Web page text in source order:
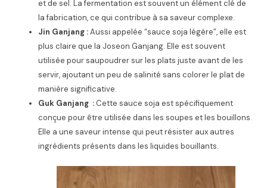
et de sel. La fermentation est souvent un élément clé de
la fabrication, ce qui contribue à sa saveur complexe.
Jin Ganjang :Aussi appelée “sauce soja légère”, elle est
plus claire que la Joseon Ganjang. Elle est souvent
utilisée pour saupoudrer sur les plats juste avant de les
servir, ajoutant un peu de salinité sans colorer le plat de
manière significative.
Guk Ganjang : Cette sauce soja est spécifiquement
conçue pour être utilisée dans les soupes et les bouillons.
Elle a une saveur intense qui peut résister aux autres
ingrédients présents dans les liquides bouillants.